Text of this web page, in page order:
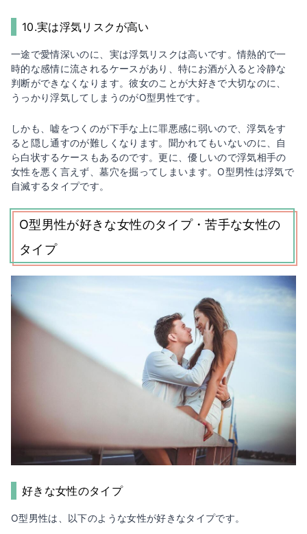
10.実は浮気リスクが高い
一途で愛情深いのに、実は浮気リスクは高いです。情熱的で一
時的な感情に流されるケースがあり、特にお酒が入ると冷静な
判断ができなくなります。彼女のことが大好きで大切なのに、
うっかり浮気してしまうのがO型男性です。
しかも、嘘をつくのが下手な上に罪悪感に弱いので、浮気をす
ると隠し通すのが難しくなります。聞かれてもいないのに、自
ら白状するケースもあるのです。更に、優しいので浮気相手の
女性を悪く言えず、墓穴を掘ってしまいます。O型男性は浮気で
自滅するタイプです。
O型男性が好きな女性のタイプ・苦手な女性の
タイプ
好きな女性のタイプ
O型男性は、以下のような女性が好きなタイプです。